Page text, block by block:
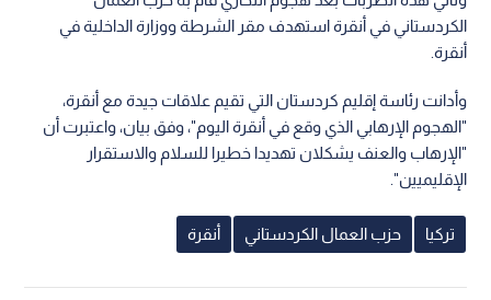
الكردستاني في أنقرة استهدف مقر الشرطة ووزارة الداخلية في
أنقرة.
وأدانت رئاسة إقليم كردستان التي تقيم علاقات جيدة مع أنقرة،
"الهجوم الإرهابي الذي وقع في أنقرة اليوم"، وفق بيان، واعتبرت أن
"الإرهاب والعنف يشكلان تهديدا خطيرا للسلام والاستقرار
الإقليميين".
تركيا حزب العمال الكردستاني أنقرة